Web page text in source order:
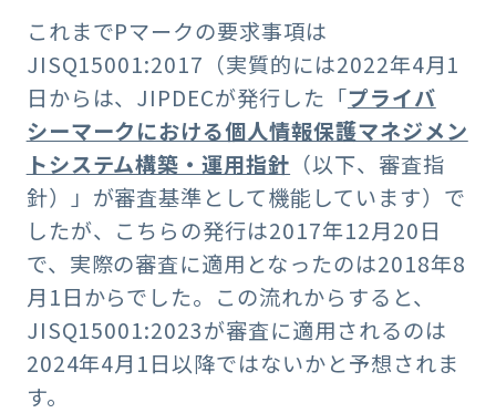
これまでPマークの要求事項は
JISQ15001:2017（実質的には2022年4月1
日からは、JIPDECが発行した「プライバ
シーマークにおける個人情報保護マネジメン
トシステム構築・運用指針 （以下、審査指
針）」が審査基準として機能しています）で
したが、こちらの発行は2017年12月20日
で、実際の審査に適用となったのは2018年8
月1日からでした。この流れからすると、
JISQ15001:2023が審査に適用されるのは
2024年4月1日以降ではないかと予想されま
す。